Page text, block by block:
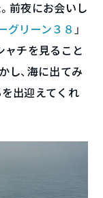
前夜にお会いし
グリーン３８ 」
ャチを見ること
し、海に出てみ
出迎えてくれ